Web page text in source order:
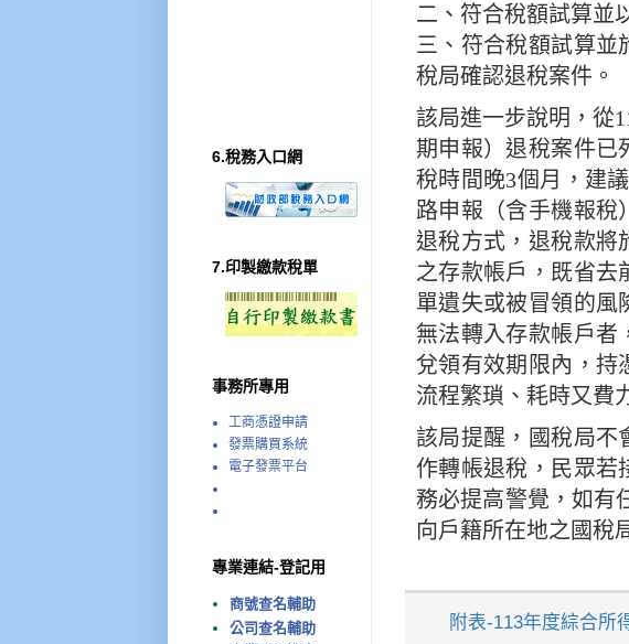
二、符合稅額試算並
三、符合稅額試算並
稅局確認退稅案件。
該局進一步說明，從
期申報）退稅案件已
稅時間晚3個月，建
路申報（含手機報稅
退稅方式，退稅款將
之存款帳戶，既省去
單遺失或被冒領的風
無法轉入存款帳戶者
兌領有效期限內，持
流程繁瑣、耗時又費
該局提醒，國稅局不
作轉帳退稅，民眾若
務必提高警覺，如有
向戶籍所在地之國稅
附表-113年度綜合所
6.稅務入口網
7.印製繳款稅單
事務所專用
工商憑證申請
發票購買系統
電子發票平台
專業連結-登記用
商號查名輔助
公司查名輔助